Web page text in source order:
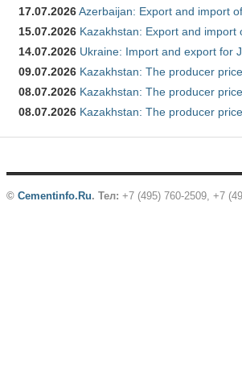
17.07.2026Azerbaijan: Export and import
15.07.2026 Kazakhstan: Export and
14.07.2026 Ukraine: Import and export for
09.07.2026 Kazakhstan: The producer
08.07.2026 Kazakhstan: The producer
08.07.2026 Kazakhstan: The producer
© Cementinfo.Ru. Тел: +7 (495) 760-2509, +7